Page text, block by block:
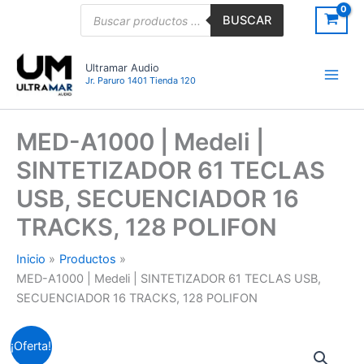
BUSCAR
Ultramar Audio
Jr. Paruro 1401 Tienda 120
MED-A1000 | Medeli |
SINTETIZADOR 61 TECLAS
USB, SECUENCIADOR 16
TRACKS, 128 POLIFON
Inicio
Productos
MED-A1000 | Medeli | SINTETIZADOR 61 TECLAS USB,
SECUENCIADOR 16 TRACKS, 128 POLIFON
¡Oferta!
MED-
A1000